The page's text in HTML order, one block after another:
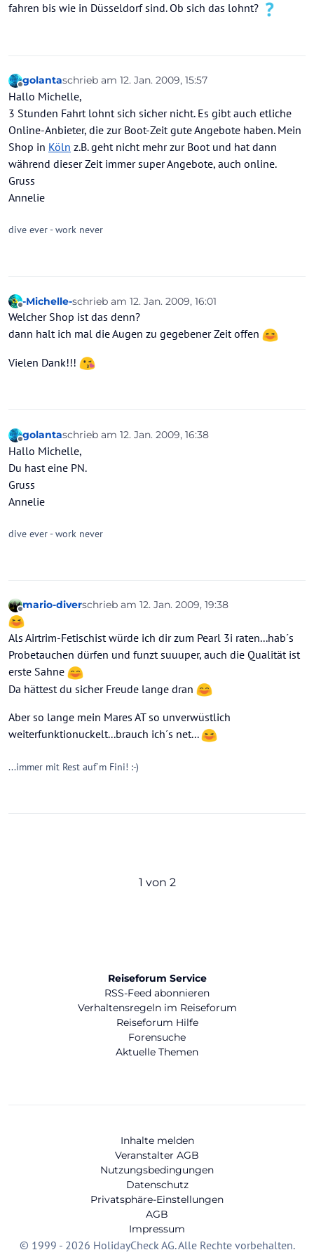
fahren bis wie in Düsseldorf sind. Ob sich das lohnt?
Offline
golantaschrieb am 12. Jan. 2009, 15:57
zuletzt editiert von
Hallo Michelle,
3 Stunden Fahrt lohnt sich sicher nicht. Es gibt auch etliche
Online-Anbieter, die zur Boot-Zeit gute Angebote haben. Mein
Shop in Köln z.B. geht nicht mehr zur Boot und hat dann
während dieser Zeit immer super Angebote, auch online.
Gruss
Annelie
dive ever - work never
Offline
-Michelle-schrieb am 12. Jan. 2009, 16:01
zuletzt editiert von
Welcher Shop ist das denn?
dann halt ich mal die Augen zu gegebener Zeit offen
Vielen Dank!!!
Offline
golantaschrieb am 12. Jan. 2009, 16:38
zuletzt editiert von
Hallo Michelle,
Du hast eine PN.
Gruss
Annelie
dive ever - work never
Offline
mario-diverschrieb am 12. Jan. 2009, 19:38
zuletzt editiert von
Als Airtrim-Fetischist würde ich dir zum Pearl 3i raten...hab´s
Probetauchen dürfen und funzt suuuper, auch die Qualität ist
erste Sahne
Da hättest du sicher Freude lange dran
Aber so lange mein Mares AT so unverwüstlich
weiterfunktionuckelt...brauch ich´s net...
...immer mit Rest auf´m Fini! :-)
1 von 2
Reiseforum Service
RSS-Feed abonnieren
Verhaltensregeln im Reiseforum
Reiseforum Hilfe
Forensuche
Aktuelle Themen
Inhalte melden
Veranstalter AGB
Nutzungsbedingungen
Datenschutz
Privatsphäre-Einstellungen
AGB
Impressum
© 1999 - 2026 HolidayCheck AG. Alle Rechte vorbehalten.